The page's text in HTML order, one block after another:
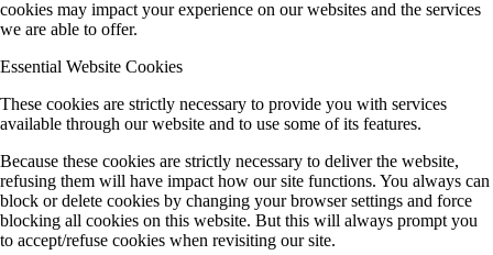
cookies may impact your experience on our websites and the services
we are able to offer.
Essential Website Cookies
These cookies are strictly necessary to provide you with services
available through our website and to use some of its features.
Because these cookies are strictly necessary to deliver the website,
refusing them will have impact how our site functions. You always can
block or delete cookies by changing your browser settings and force
blocking all cookies on this website. But this will always prompt you
to accept/refuse cookies when revisiting our site.